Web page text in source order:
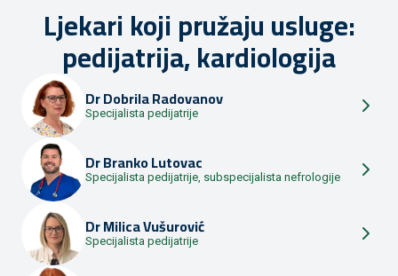
Ljekari koji pružaju usluge:
pedijatrija, kardiologija
DrDobrila Radovanov
Specijalista pedijatrije
DrBranko Lutovac
Specijalista pedijatrije, subspecijalista nefrologije
DrMilica Vušurović
Specijalista pedijatrije